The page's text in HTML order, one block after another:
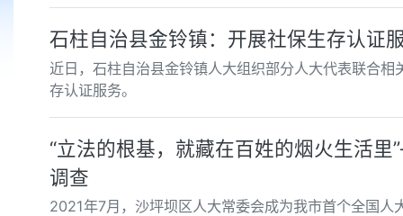
石柱自治县金铃镇：开展社保生存认证
近日，石柱自治县金铃镇人大组织部分人大代表联合
存认证服务。
“立法的根基，就藏在百姓的烟火生活
调查
2021年7月，沙坪坝区人大常委会成为我市首个全国人